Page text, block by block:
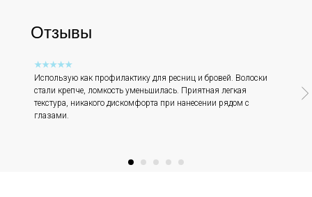
Отзывы
★★★★★
Использую как профилактику для ресниц и бровей. Волоски
стали крепче, ломкость уменьшилась. Приятная легкая
текстура, никакого дискомфорта при нанесении рядом с
глазами.
Instagram является запрещённой экстремистской
Соц. сети